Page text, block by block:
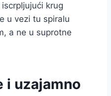
krug
u vezi tu spiralu
a ne u suprotne
i uzajamno